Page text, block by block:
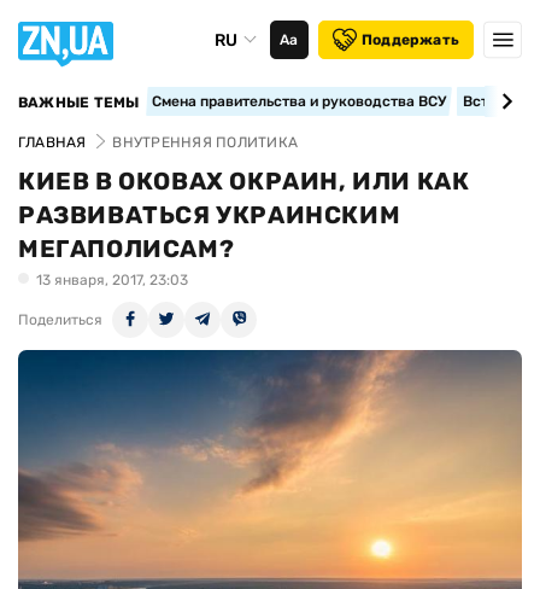
RU Аа Поддержать
ВАЖНЫЕ ТЕМЫ Смена правительства и руководства ВСУ
ГЛАВНАЯ ВНУТРЕННЯЯ ПОЛИТИКА
КИЕВ В ОКОВАХ ОКРАИН, ИЛИ КАК
РАЗВИВАТЬСЯ УКРАИНСКИМ
МЕГАПОЛИСАМ?
13 января, 2017, 23:03
Поделиться